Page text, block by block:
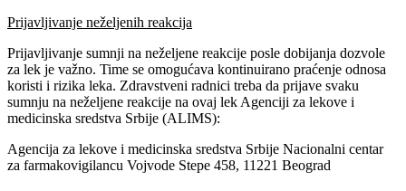
Prijavljivanje neželjenih reakcija
Prijavljivanje sumnji na neželjene reakcije posle dobijanja dozvole
za lek je važno. Time se omogućava kontinuirano praćenje odnosa
koristi i rizika leka. Zdravstveni radnici treba da prijave svaku
sumnju na neželjene reakcije na ovaj lek Agenciji za lekove i
medicinska sredstva Srbije (ALIMS):
Agencija za lekove i medicinska sredstva Srbije Nacionalni centar
za farmakovigilancu Vojvode Stepe 458, 11221 Beograd